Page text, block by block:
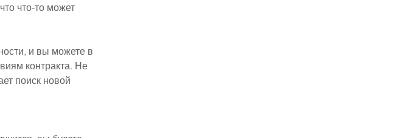
что-то может
и вы можете в
контракта. Не
поиск новой